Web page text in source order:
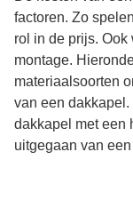
factoren. Zo
rol in de prijs.
montage.
materiaalsoorten
van een
dakkapel met een
uitgegaan van